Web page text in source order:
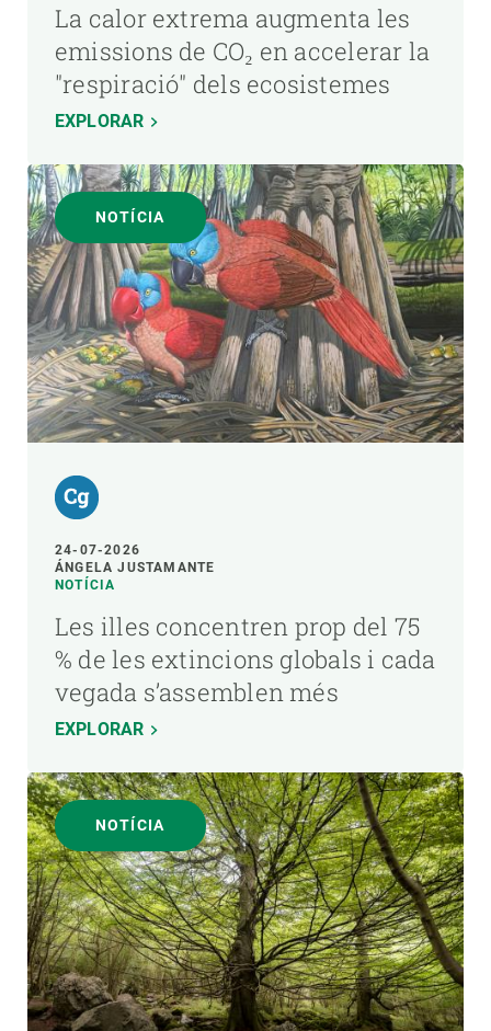
La calor extrema augmenta les
emissions de CO₂ en accelerar la
"respiració" dels ecosistemes
EXPLORAR
NOTÍCIA
24-07-2026
ÁNGELA JUSTAMANTE
NOTÍCIA
Les illes concentren prop del 75
% de les extincions globals i cada
vegada s’assemblen més
EXPLORAR
NOTÍCIA